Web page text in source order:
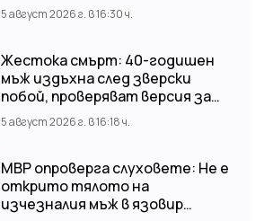
5 август 2026 г. в 16:30 ч.
Жестока смърт: 40-годишен
мъж издъхна след зверски
побой, проверяват версия за
нападение от тийнейджъри
5 август 2026 г. в 16:18 ч.
МВР опроверга слуховете: Не е
открито тялото на
изчезналия мъж в язовир